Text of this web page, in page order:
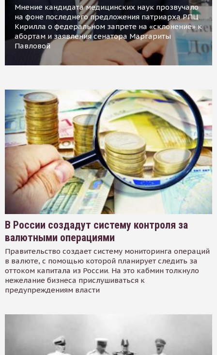
Мнение кандидата медицинских наук прозвучало
на фоне последнего предложения патриарха РПЦ
Кирилла о федеральном запрете на «склонение» к
абортам и заявления сенатора Маргариты
Павловой
В России создадут систему контроля за
валютными операциями
Правительство создает систему мониторинга операций
в валюте, с помощью которой планирует следить за
оттоком капитала из России. На это кабмин толкнуло
нежелание бизнеса прислушиваться к
предупреждениям власти